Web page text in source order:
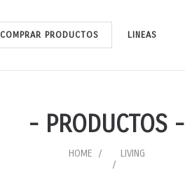
COMPRAR PRODUCTOS LINEAS
- PRODUCTOS -
HOME LIVING